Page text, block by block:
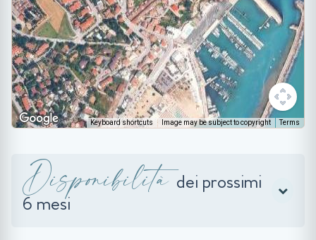
Keyboard shortcuts Image may be subject to copyright Terms
Disponibilità dei prossimi
6 mesi